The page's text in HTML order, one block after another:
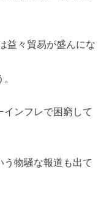
益々貿易が盛んにな
インフレで困窮して
物騒な報道も出て